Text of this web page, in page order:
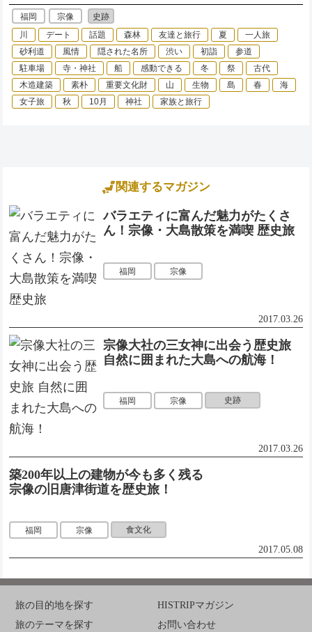
福岡 宗像
史跡
川
デート 話題 森林 友達と旅行 夏
一人旅
砂利道
風情 隠された名所 渋い 初詣
参道
駐車場
寺・神社 船 感動できる 冬 祭
古代
木造建築
素朴 重要文化財 山 生物 島 春
海
女子旅
秋 10月 神社 家族と旅行
関連するマガジン
バラエティに富んだ魅力がたくさ
ん！宗像・大島散策を満喫 歴史旅
福岡 宗像
2017.03.26
宗像大社の三女神に出会う歴史旅
自然に囲まれた大島への航海！
福岡 宗像 史跡
2017.03.26
築200年以上の建物が今も多く残る
宗像の旧唐津街道を歴史旅！
福岡 宗像 食文化
2017.05.08
旅の目的地を探す
旅のテーマを探す
HISTRIPマガジン
お問い合わせ